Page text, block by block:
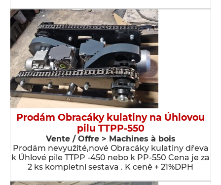
Prodám Obracáky kulatiny na Úhlovou
pilu TTPP-550
Vente / Offre > Machines à bois
Prodám nevyužité,nové Obracáky kulatiny dřeva
k Úhlové pile TTPP -450 nebo k PP-550 Cena je za
2 ks kompletní sestava . K ceně + 21%DPH